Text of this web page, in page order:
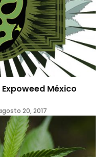
México
20, 2017